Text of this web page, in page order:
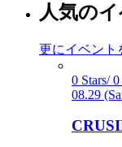
人気の
更にイベント
0 Stars/
08.29